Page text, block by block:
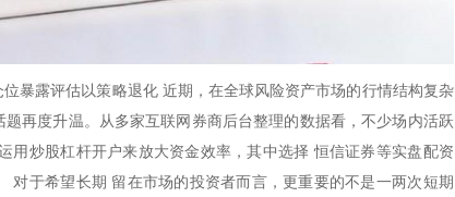
暴露评估以策略退化 近期，在全球风险资产市场的行情结构复杂
再度升温。从多家互联网券商后台整理的数据看，不少场内活跃
用炒股杠杆开户来放大资金效率，其中选择 恒信证券等实盘配资
对于希望长期 留在市场的投资者而言，更重要的不是一两次短期